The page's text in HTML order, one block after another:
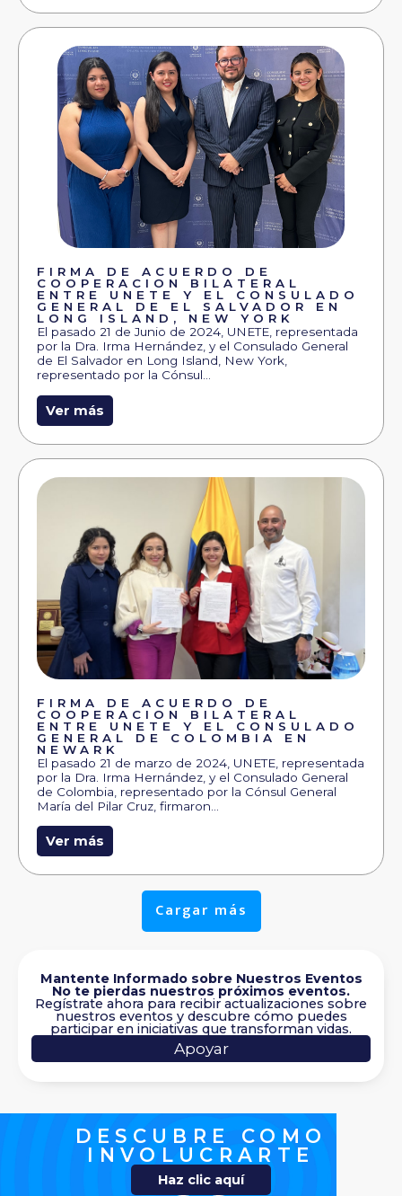
FIRMA DE ACUERDO DE
COOPERACION BILATERAL
ENTRE UNETE Y EL CONSULADO
GENERAL DE EL SALVADOR EN
LONG ISLAND, NEW YORK
El pasado 21 de Junio de 2024, UNETE, representada
por la Dra. Irma Hernández, y el Consulado General
de El Salvador en Long Island, New York,
representado por la Cónsul…
Ver más
FIRMA DE ACUERDO DE
COOPERACION BILATERAL
ENTRE UNETE Y EL CONSULADO
GENERAL DE COLOMBIA EN
NEWARK
El pasado 21 de marzo de 2024, UNETE, representada
por la Dra. Irma Hernández, y el Consulado General
de Colombia, representado por la Cónsul General
María del Pilar Cruz, firmaron…
Ver más
Cargar más
Mantente Informado sobre Nuestros Eventos
No te pierdas nuestros próximos eventos.
Regístrate ahora para recibir actualizaciones sobre
nuestros eventos y descubre cómo puedes
participar en iniciativas que transforman vidas.
Apoyar
DESCUBRE COMO
INVOLUCRARTE
Haz clic aquí